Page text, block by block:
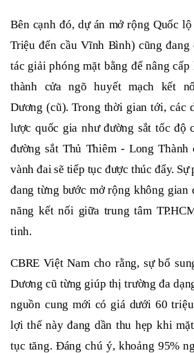
Bên cạnh đó, dự án mở rộng Quốc
Triệu đến cầu Vĩnh Bình) cũng đang
tác giải phóng mặt bằng để nâng
thành cửa ngõ huyết mạch kết
Dương (cũ). Trong thời gian tới, các
lược quốc gia như đường sắt tốc độ
đường sắt Thủ Thiêm - Long Thành
vành đai sẽ tiếp tục được thúc đẩy.
đang từng bước mở rộng không gian
năng kết nối giữa trung tâm TP.
tinh.
CBRE Việt Nam cho rằng, sự bổ
Dương cũ từng giúp thị trường đa
nguồn cung mới có giá dưới 60
lợi thế này đang dần thu hẹp khi
tục tăng. Đáng chú ý, khoảng 95%